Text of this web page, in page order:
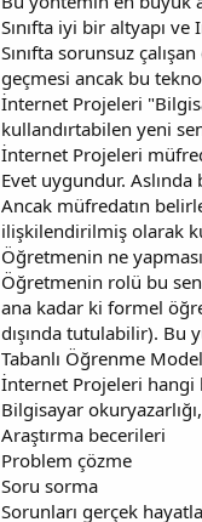
Sınıfta iyi bir altyapı
Sınıfta sorunsuz
geçmesi ancak bu
İnternet Projeleri
kullandırtabilen yeni
İnternet Projeleri
Evet uygundur. Aslında
Ancak müfredatın
ilişkilendirilmiş olarak
Öğretmenin ne
Öğretmenin rolü bu
ana kadar ki formel
dışında tutulabilir). Bu
Tabanlı Öğrenme
İnternet Projeleri
Bilgisayar
Araştırma becerileri
Problem çözme
Soru sorma
Sorunları gerçek